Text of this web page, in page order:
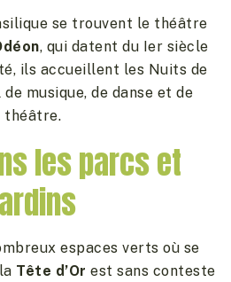
se trouvent le théâtre
, qui datent du Ier siècle
ils accueillent les Nuits de
musique, de danse et de
théâtre.
les parcs et
espaces verts où se
Tête d’Or est sans conteste